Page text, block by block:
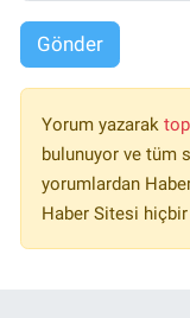
Gönder
Yorum yazarak
bulunuyor ve tüm
yorumlardan
Haber Sitesi